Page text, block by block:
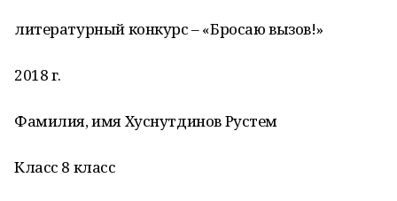
литературный конкурс – «Бросаю вызов!»
2018 г.
Фамилия, имя Хуснутдинов Рустем
Класс 8 класс